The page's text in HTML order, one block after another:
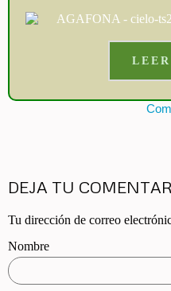
DEJA TU
Tu dirección de correo
Nombre